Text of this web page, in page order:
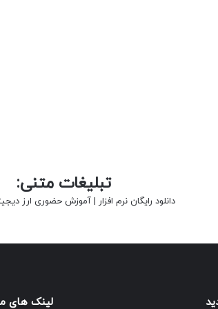
تبلیغات متنی:
دانلود رایگان نرم افزار | آموزش حضوری ارز
لینک های